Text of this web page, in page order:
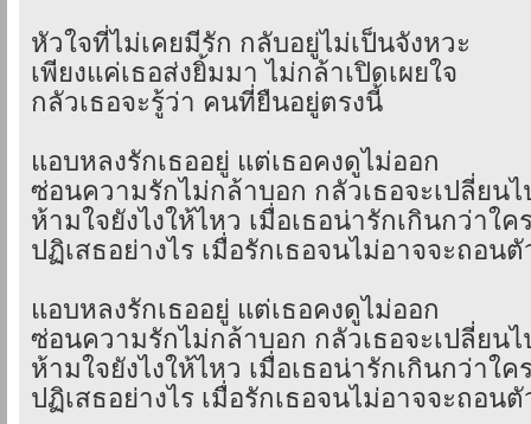
หัวใจที่ไม่เคยมีรัก กลับอยู่ไม่เป็นจังหวะ
เพียงแค่เธอส่งยิ้มมา ไม่กล้าเปิดเผยใจ
กลัวเธอจะรู้ว่า คนที่ยืนอยู่ตรงนี้
แอบหลงรักเธออยู่ แต่เธอคงดูไม่ออก
ซ่อนความรักไม่กล้าบอก กลัวเธอจะเปลี่ยนไ
ห้ามใจยังไงให้ไหว เมื่อเธอน่ารักเกินกว่าใค
ปฏิเสธอย่างไร เมื่อรักเธอจนไม่อาจจะถอนตั
แอบหลงรักเธออยู่ แต่เธอคงดูไม่ออก
ซ่อนความรักไม่กล้าบอก กลัวเธอจะเปลี่ยนไ
ห้ามใจยังไงให้ไหว เมื่อเธอน่ารักเกินกว่าใค
ปฏิเสธอย่างไร เมื่อรักเธอจนไม่อาจจะถอนตั